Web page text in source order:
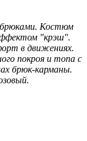
Костюм
"крэш".
в движениях.
покроя и топа с
брюк-карманы.